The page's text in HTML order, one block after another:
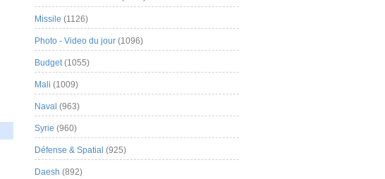
Missile (1126)
Photo - Video du jour (1096)
Budget(1055)
Mali (1009)
Naval (963)
Syrie (960)
Défense & Spatial (925)
Daesh (892)